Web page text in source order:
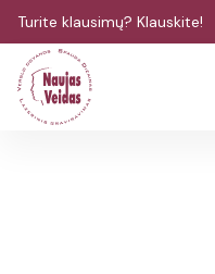
Turite klausimų? Klauskite!